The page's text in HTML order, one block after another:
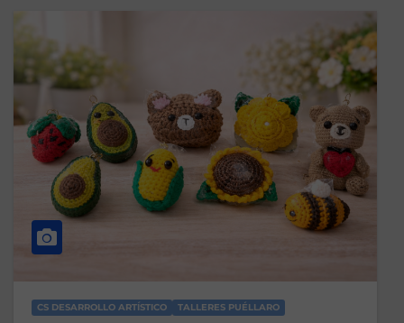
CS DESARROLLO ARTÍSTICO TALLERES PUÉLLARO